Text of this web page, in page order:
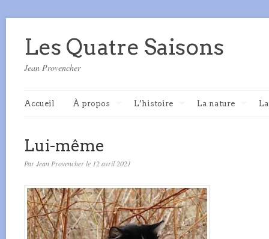
Les Quatre Saisons
Jean Provencher
Accueil À propos L’histoire La nature
Lui-même
Par Jean Provencher le 12 avril 2021